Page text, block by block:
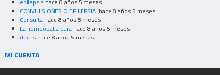
epilepsia hace 8 años 5 meses
CONVULSIONES O EPILEPSIA hace 8 años 5 meses
Consulta hace 8 años 5 meses
La homeopatia cura hace 8 años 5 meses
dudas hace 8 años 5 meses
MI CUENTA